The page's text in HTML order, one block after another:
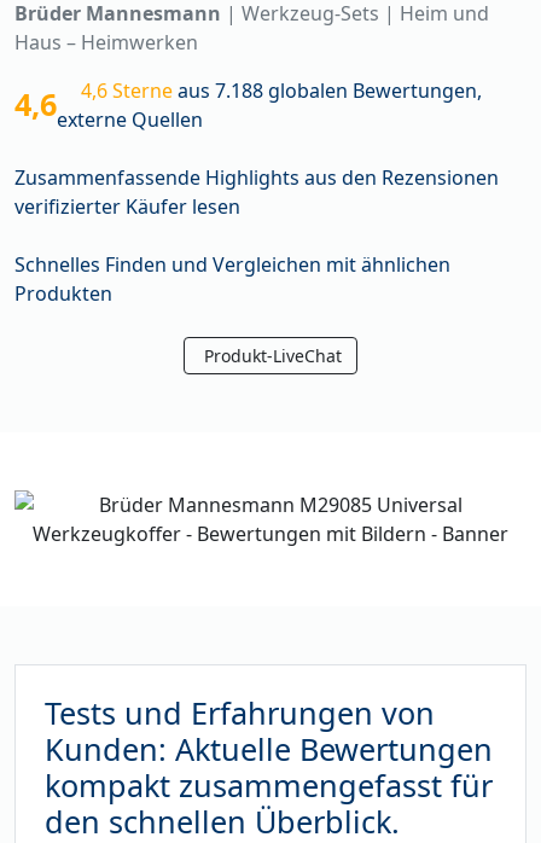
Brüder Mannesmann | Werkzeug-Sets | Heim und
Haus – Heimwerken
4,6 4,6 Sterneaus 7.188 globalen Bewertungen,
externe Quellen
Zusammenfassende Highlights aus den Rezensionen
verifizierter Käufer lesen
Schnelles Finden und Vergleichen mit ähnlichen
Produkten
Produkt-LiveChat
Tests und Erfahrungen von
Kunden: Aktuelle Bewertungen
kompakt zusammengefasst für
den schnellen Überblick.